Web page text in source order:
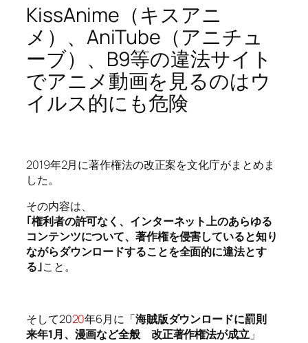
KissAnime（キスアニ
メ）、AniTube（アニチュ
ーブ）、B9等の違法サイト
でアニメ動画を見るのはウ
イルス的にも危険
2019年2月に著作権法の改正案を文化庁がまとめま
した。
その内容は、
｢権利者の許可なく、インターネット上のあらゆる
コンテンツについて、著作権を侵害していると知り
ながらダウンロードすることを全面的に違法とす
る｣こと。
そして2020年6月に「海賊版ダウンロードに罰則
来年1月、漫画など全般 改正著作権法が成立」